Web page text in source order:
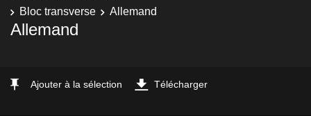
Bloc transverse
Allemand
Allemand
Ajouter à la sélection Télécharger